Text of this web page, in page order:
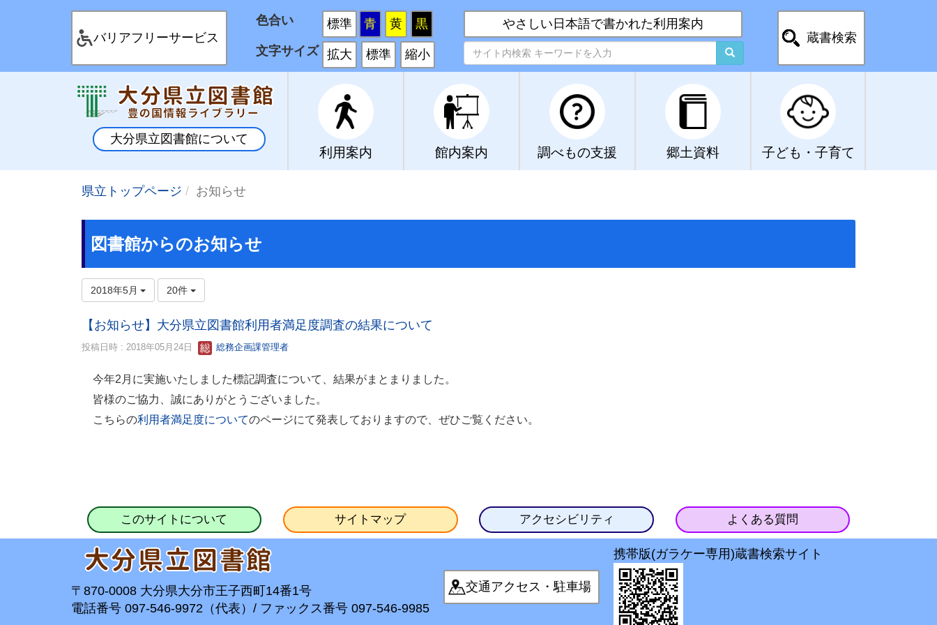
バリアフリーサービス
色合い 標準 青 黄
黒
文字サイズ 拡大 標準 縮小
やさしい日本語で書かれた利用案内
蔵書検索
大分県立図書館について
利用案内 館内案内 調べもの支援 郷土資料 子ども・子育て
県立トップページ お知らせ
図書館からのお知らせ
2018年5月 20件
【お知らせ】大分県立図書館利用者満足度調査の結果について
投稿日時 : 2018年05月24日 総務企画課管理者
今年2月に実施いたしました標記調査について、結果がまとまりました。
皆様のご協力、誠にありがとうございました。
こちらの利用者満足度についてのページにて発表しておりますので、ぜひご覧ください。
このサイトについて サイトマップ アクセシビリティ よくある質問
〒870-0008 大分県大分市王子西町14番1号
電話番号 097-546-9972（代表）/ ファックス番号 097-546-9985
交通アクセス・駐車場
携帯版(ガラケー専用)蔵書検索サイト